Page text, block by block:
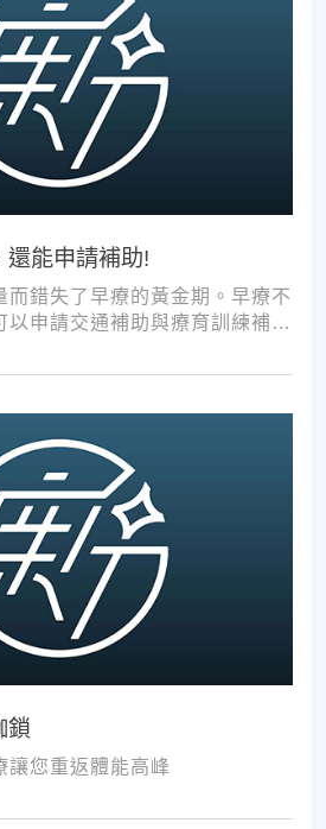
還能申請補助!
而錯失了早療的黃金期。早療不
以申請交通補助與療育訓練補
鎖
讓您重返體能高峰